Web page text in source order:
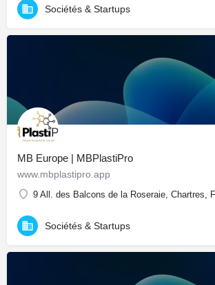
Sociétés & Startups
MB Europe | MBPlastiPro
www.mbplastipro.app
9 All. des Balcons de la Roseraie, Chartres,
Sociétés & Startups